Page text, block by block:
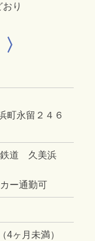
り
町永留２４６
鉄道 久美浜
ー通勤可
4ヶ月未満）